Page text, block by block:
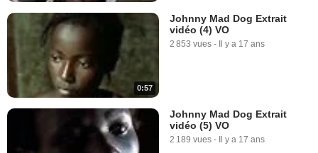
0:57
Johnny Mad Dog Extrait
vidéo (4) VO
2 853 vues - Il y a 17 ans
Johnny Mad Dog Extrait
vidéo (5) VO
2 189 vues - Il y a 17 ans